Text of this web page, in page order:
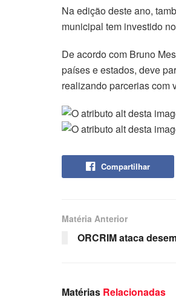
Na edição deste ano,
municipal tem investido
De acordo com Bruno
países e estados, deve
realizando parcerias com
Compartilhar
Matéria Anterior
ORCRIM ataca
Matérias Relacionadas